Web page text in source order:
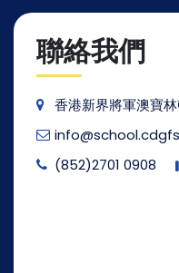
聯絡我們
香港新界將軍澳寶
(852)2701 0908